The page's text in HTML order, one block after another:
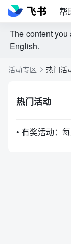
帮
The content
English.
活动专区 热门活
热门活动
• 有奖活动：